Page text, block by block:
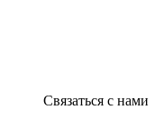
Связаться с нами